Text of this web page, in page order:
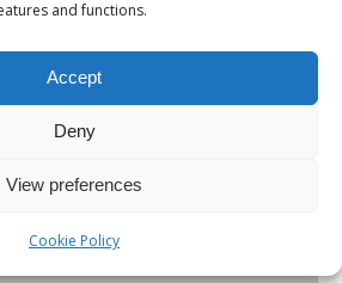
and functions.
Accept
Deny
View preferences
Cookie Policy
εξειδικευμένη χειρουργική πράξη
γνώση της ανατομίας του ωτός,